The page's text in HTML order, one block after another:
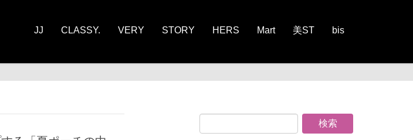
JJ CLASSY. VERY STORY HERS Mart 美ST bis